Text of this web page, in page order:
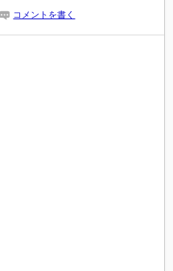
コメントを書く